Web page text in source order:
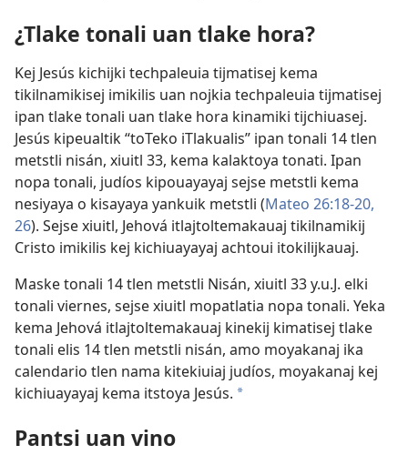
¿Tlake tonali uan tlake hora?
Kej Jesús kichijki techpaleuia tijmatisej kema
tikilnamikisej imikilis uan nojkia techpaleuia tijmatisej
ipan tlake tonali uan tlake hora kinamiki tijchiuasej.
Jesús kipeualtik “toTeko iTlakualis” ipan tonali 14 tlen
metstli nisán, xiuitl 33, kema kalaktoya tonati. Ipan
nopa tonali, judíos kipouayayaj sejse metstli kema
nesiyaya o kisayaya yankuik metstli (Mateo 26:18-​20,
26). Sejse xiuitl, Jehová itlajtoltemakauaj tikilnamikij
Cristo imikilis kej kichiuayayaj achtoui itokilijkauaj.
Maske tonali 14 tlen metstli Nisán, xiuitl 33 y.u.J. elki
tonali viernes, sejse xiuitl mopatlatia nopa tonali. Yeka
kema Jehová itlajtoltemakauaj kinekij kimatisej tlake
tonali elis 14 tlen metstli nisán, amo moyakanaj ika
calendario tlen nama kitekiuiaj judíos, moyakanaj kej
kichiuayayaj kema itstoya Jesús. a
Pantsi uan vino